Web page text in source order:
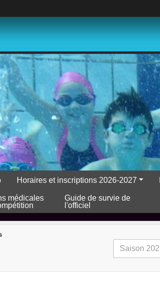
Horaires et inscriptions 2026-2027
médicales
Guide de survie de
l'officiel